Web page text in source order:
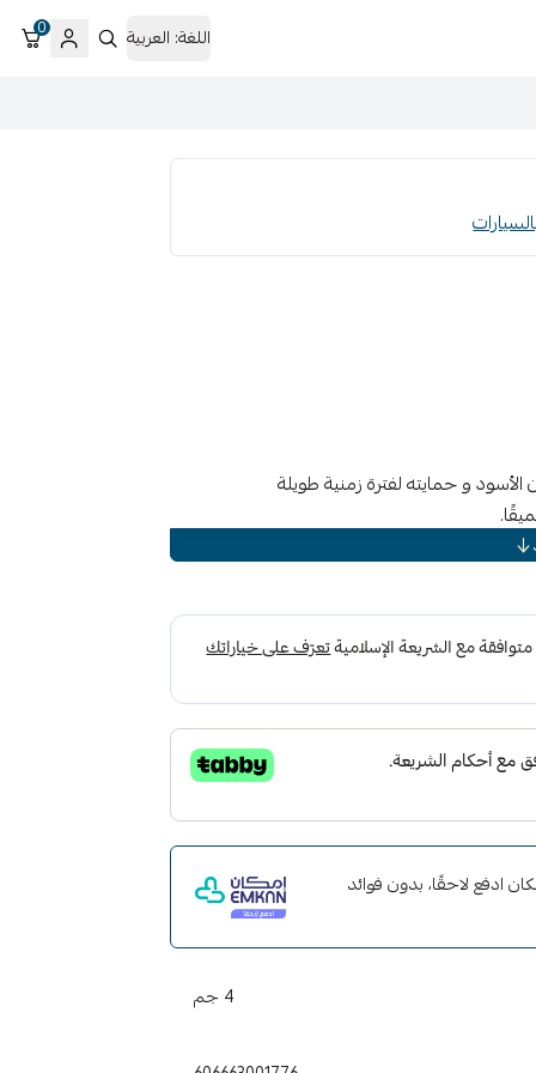
اللغة: العربية 0
و حمايته لفترة زمنية طويلة
المقاومة للماء - يتحمل بشكل جيد الطقس
مع إمكان ادفع لاحقًا، بدون فوائد
4 جم